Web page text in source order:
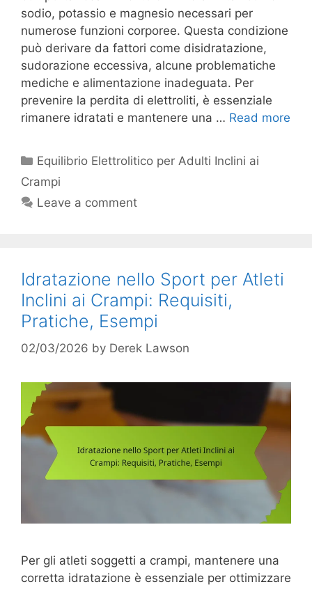
sodio, potassio e magnesio necessari per
numerose funzioni corporee. Questa condizione
può derivare da fattori come disidratazione,
sudorazione eccessiva, alcune problematiche
mediche e alimentazione inadeguata. Per
prevenire la perdita di elettroliti, è essenziale
rimanere idratati e mantenere una … Read more
Categories
Equilibrio Elettrolitico per Adulti Inclini ai
Crampi
Leave a comment
Idratazione nello Sport per Atleti
Inclini ai Crampi: Requisiti,
Pratiche, Esempi
02/03/2026 by Derek Lawson
Per gli atleti soggetti a crampi, mantenere una
corretta idratazione è essenziale per ottimizzare